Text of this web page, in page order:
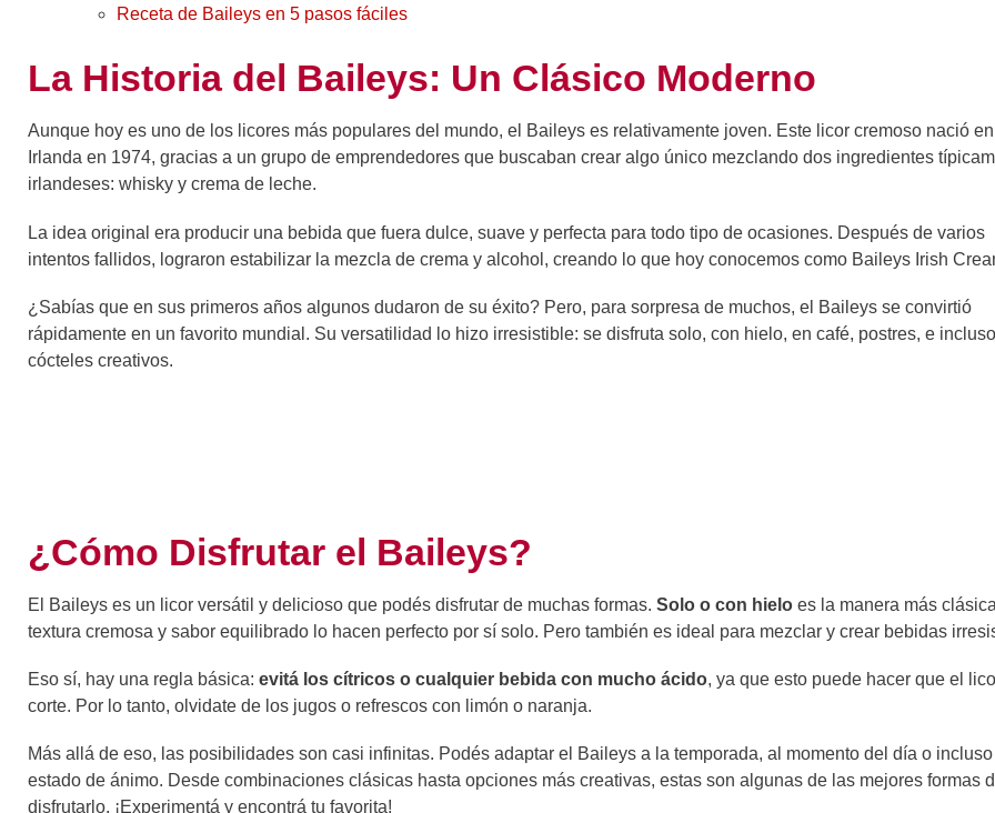
Receta de Baileys en 5 pasos fáciles
La Historia del Baileys: Un Clásico Moderno
Aunque hoy es uno de los licores más populares del mundo, el Baileys es relativamente joven. Este licor cremoso nació en
Irlanda en 1974, gracias a un grupo de emprendedores que buscaban crear algo único mezclando dos ingredientes
irlandeses: whisky y crema de leche.
La idea original era producir una bebida que fuera dulce, suave y perfecta para todo tipo de ocasiones. Después de varios
intentos fallidos, lograron estabilizar la mezcla de crema y alcohol, creando lo que hoy conocemos como Baileys Irish
¿Sabías que en sus primeros años algunos dudaron de su éxito? Pero, para sorpresa de muchos, el Baileys se convirtió
rápidamente en un favorito mundial. Su versatilidad lo hizo irresistible: se disfruta solo, con hielo, en café, postres, e
cócteles creativos.
¿Cómo Disfrutar el Baileys?
El Baileys es un licor versátil y delicioso que podés disfrutar de muchas formas. Solo o con hielo es la manera más
textura cremosa y sabor equilibrado lo hacen perfecto por sí solo. Pero también es ideal para mezclar y crear bebidas
Eso sí, hay una regla básica: evitá los cítricos o cualquier bebida con mucho ácido, ya que esto puede hacer que el
corte. Por lo tanto, olvidate de los jugos o refrescos con limón o naranja.
Más allá de eso, las posibilidades son casi infinitas. Podés adaptar el Baileys a la temporada, al momento del día o incluso
estado de ánimo. Desde combinaciones clásicas hasta opciones más creativas, estas son algunas de las mejores formas
disfrutarlo. ¡Experimentá y encontrá tu favorita!